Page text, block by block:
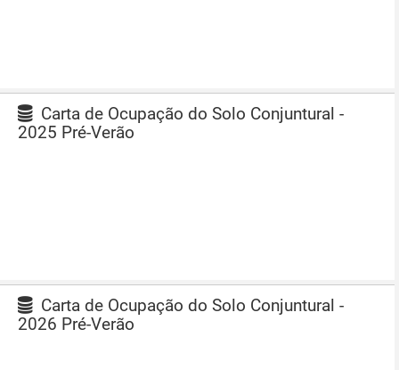
Carta de Ocupação do Solo Conjuntural -
2025 Pré-Verão
Carta de Ocupação do Solo Conjuntural -
2026 Pré-Verão